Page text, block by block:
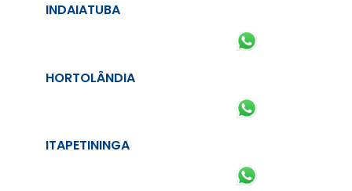
INDAIATUBA
HORTOLÂNDIA
ITAPETININGA